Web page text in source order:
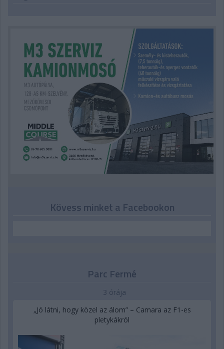
Kövess minket a Facebookon
Parc Fermé
3 órája
„Jó látni, hogy közel az álom” – Camara az F1-es
pletykákról